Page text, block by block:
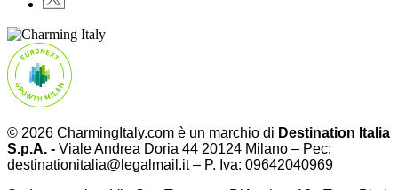
© 2026 CharmingItaly.com è un marchio di Destination Italia
S.p.A. - Viale Andrea Doria 44 20124 Milano – Pec:
destinationitalia@legalmail.it – P. Iva: 09642040969